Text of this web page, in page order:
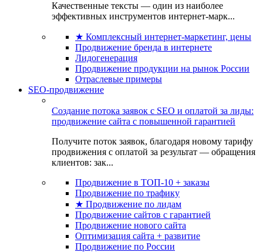
Качественные тексты — один из наиболее
эффективных инструментов интернет-марк...
★ Комплексный интернет-маркетинг, цены
Продвижение бренда в интернете
Лидогенерация
Продвижение продукции на рынок России
Отраслевые примеры
SEO-продвижение
Создание потока заявок с SEO и оплатой за лиды:
продвижение сайта с повышенной гарантией
Получите поток заявок, благодаря новому тарифу
продвижения с оплатой за результат — обращения
клиентов: зак...
Продвижение в ТОП-10 + заказы
Продвижение по трафику
★ Продвижение по лидам
Продвижение сайтов с гарантией
Продвижение нового сайта
Оптимизация сайта + развитие
Продвижение по России